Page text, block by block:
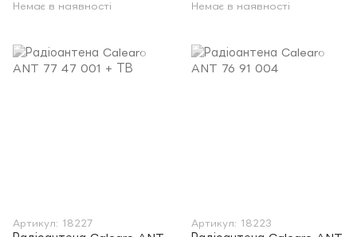
Немає в наявності Немає в наявності
Артикул: 18227 Артикул: 18223